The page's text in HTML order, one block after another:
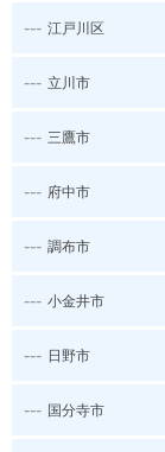
--- 江戸川区
--- 立川市
--- 三鷹市
--- 府中市
--- 調布市
--- 小金井市
--- 日野市
--- 国分寺市